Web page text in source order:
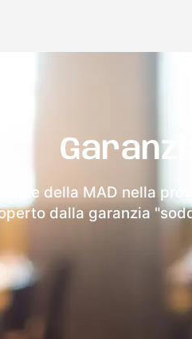
della MAD nella
dalla garanzia